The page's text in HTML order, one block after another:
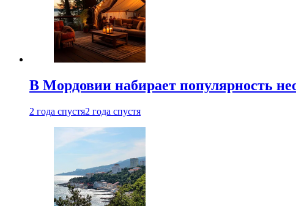
В Мордовии набирает популярность
2 года спустя2 года спустя